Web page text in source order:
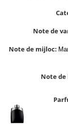
Zirconia
Note de
Note de mijloc:
Note de